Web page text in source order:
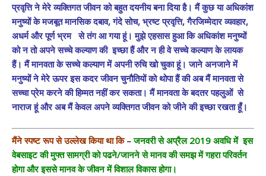
प्रवृत्ति ने मेरे व्यक्तिगत जीवन को बहुत दयनीय बना दिया है। मैं कुछ या अधिकांश
मनुष्यों के मजबूत मानसिक दबाव, गंदे सोच, भ्रष्ट प्रवृत्ति, गैरजिम्मेदार व्यवहार,
अधर्म और पूर्ण भ्रम से तंग आ गया हूं। मुझे एहसास हुआ कि अधिकांश मनुष्यों
को न तो अपने सच्चे कल्याण की इच्छा हैं और न ही वे सच्चे कल्याण के लायक
हैं। मैं मानवता के सच्चे कल्याण में अपनी रुचि खो चुका हूं। जाने अनजाने में
मनुष्यों ने मेरे ऊपर इस कदर जीवन चुनौतियों को थोपा हैं की अब मैं मानवता से
सच्चा प्रेम करने की हिम्मत नहीं कर सकता। मैं मानवता के बदतर पहलुओं से
नाराज हूं और अब मैं केवल अपने व्यक्तिगत जीवन को जीने की इच्छा रखता हूँ।
मैंने स्पष्ट रूप से उल्लेख किया था कि–जनवरी से अप्रैल 2019 अवधि में इस
वेबसाइट की मुफ्त सामग्री को पढने/जानने से मानव की समझ में गहरा परिवर्तन
होगा और इससे मानव के जीवन में विशाल विकास होगा।